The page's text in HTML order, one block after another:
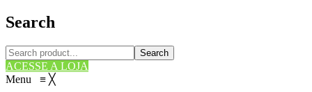
Search
Search
ACESSE A LOJA
Menu ≡ ╳